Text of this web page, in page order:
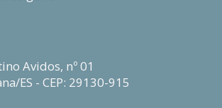
Avidos, nº 01
ES - CEP: 29130-915